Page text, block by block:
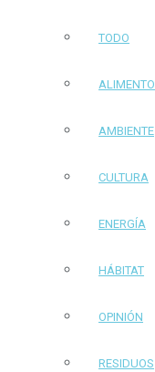
TODO
ALIMENTO
AMBIENTE
CULTURA
ENERGÍA
HÁBITAT
OPINIÓN
RESIDUOS